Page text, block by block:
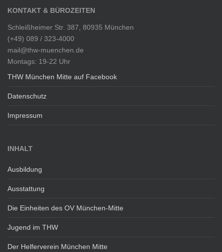
KONTAKT & BÜROZEITEN
Schleißheimer Str. 387, 80935 München
(+49) 089 / 323-4000
mail@thw-muenchen.de
Montags: 19-22 Uhr
THW München Mitte auf Facebook
Datenschutz
Impressum
INHALT
Ausbildung
Ausstattung
Die Einheiten des OV München-Mitte
Jugend im THW
Der Helferverein München Mitte